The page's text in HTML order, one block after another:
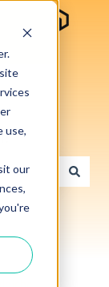
use,
our
ist.